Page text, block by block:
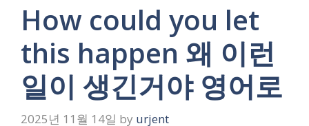
How could you let
this happen 왜 이런
일이 생긴거야 영어로
2025년 11월 14일 by urjent